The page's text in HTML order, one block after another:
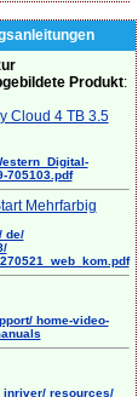
Produkt:
Cloud 4 TB 3.5
705103.pdf
Mehrfarbig
de/
home-video-
inriver/ resources/